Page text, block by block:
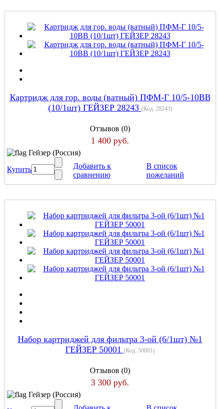
Картридж для гор. воды (ватный) ПФМ-Г 10/5-10ВВ
(10/1шт) ГЕЙЗЕР 28243 (Код: 28243)
Отзывов (0)
1 400 руб.
Гейзер (Россия)
Купить
Добавить к
сравнению
В список
пожеланий
Набор картриджей для фильтра 3-ой (6/1шт) №1
ГЕЙЗЕР 50001 (Код: 50001)
Отзывов (0)
3 300 руб.
Гейзер (Россия)